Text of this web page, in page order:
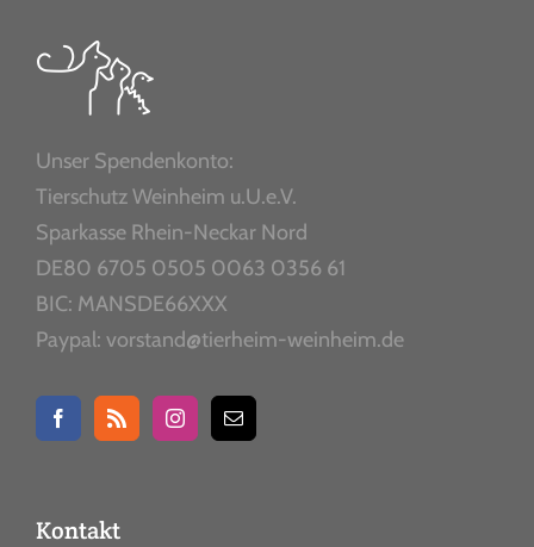
Unser Spendenkonto:
Tierschutz Weinheim u.U.e.V.
Sparkasse Rhein-Neckar Nord
DE80 6705 0505 0063 0356 61
BIC: MANSDE66XXX
Paypal: vorstand@tierheim-weinheim.de
Kontakt